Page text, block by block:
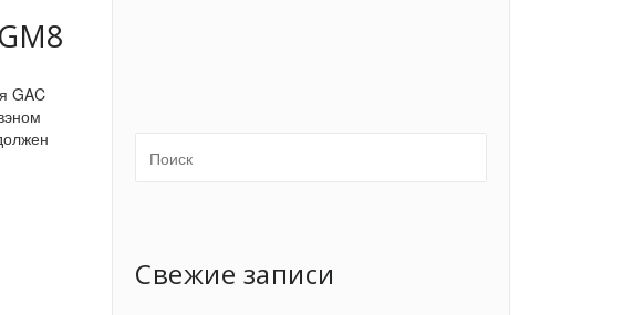
GAC
Свежие записи